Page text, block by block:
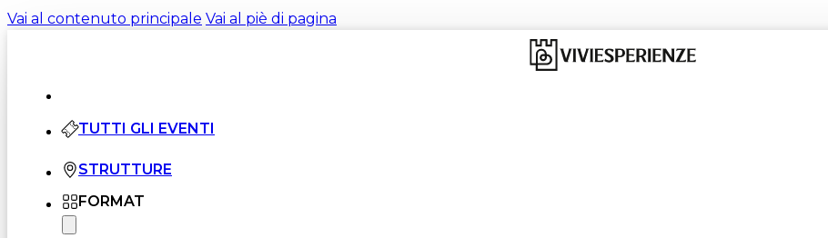
Vai al contenuto principale Vai al piè di pagina
TUTTI GLI EVENTI
STRUTTURE
FORMAT